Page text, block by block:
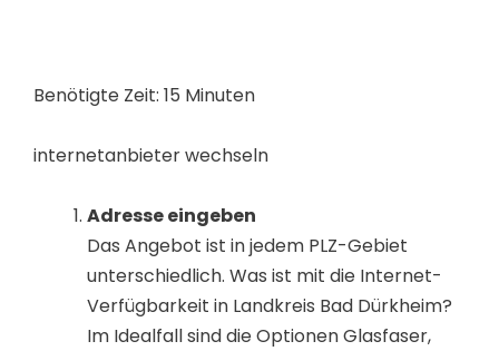
Benötigte Zeit: 15 Minuten
internetanbieter wechseln
Adresse eingeben
Das Angebot ist in jedem PLZ-Gebiet
unterschiedlich. Was ist mit die Internet-
Verfügbarkeit in Landkreis Bad Dürkheim?
Im Idealfall sind die Optionen Glasfaser,